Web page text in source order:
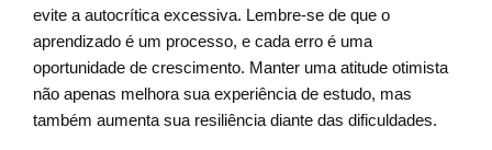
evite a autocrítica excessiva. Lembre-se de que o
aprendizado é um processo, e cada erro é uma
oportunidade de crescimento. Manter uma atitude otimista
não apenas melhora sua experiência de estudo, mas
também aumenta sua resiliência diante das dificuldades.